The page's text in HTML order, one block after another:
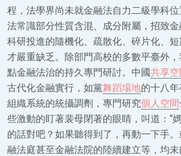
程，法學界尚未就金融法自力二級學科
法常識部分性質含混、成分附屬，招致金
科研投進的隨機化、疏散化、碎片化、
才嚴重缺乏。除部門高校的多數平臺外
點金融法治的持久專門研討。中國共享空
古代化金融實行，如黨舞蹈場地的十八
組織系統的統攝調劑，專門研究個人空間
些激動的盯著裴母閉著的眼睛，叫道：“
的話對吧？如果聽得到了，再動一下手
融法庭甚至金融法院的陸續建立等，均